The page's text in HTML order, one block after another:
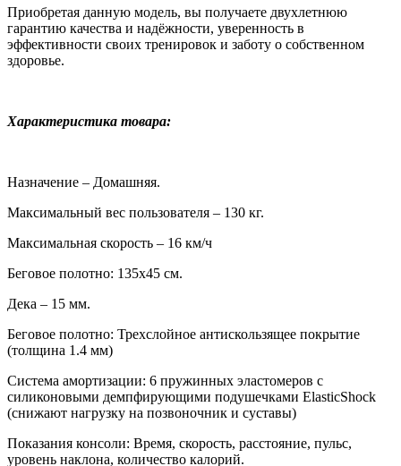
Приобретая данную модель, вы получаете двухлетнюю
гарантию качества и надёжности, уверенность в
эффективности своих тренировок и заботу о собственном
здоровье.
Характеристика товара:
Назначение – Домашняя.
Максимальный вес пользователя – 130 кг.
Максимальная скорость – 16 км/ч
Беговое полотно: 135х45 см.
Дека – 15 мм.
Беговое полотно: Трехслойное антискользящее покрытие
(толщина 1.4 мм)
Система амортизации: 6 пружинных эластомеров с
силиконовыми демпфирующими подушечками ElasticShock
(снижают нагрузку на позвоночник и суставы)
Показания консоли: Время, скорость, расстояние, пульс,
уровень наклона, количество калорий.